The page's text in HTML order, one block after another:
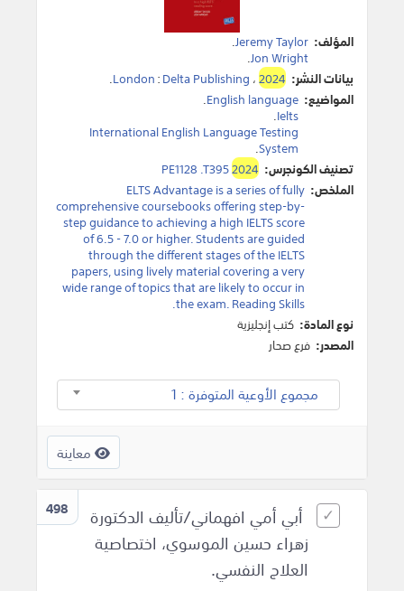
المؤلف: Jeremy Taylor
.
Jon Wright
.
بيانات النشر:
London:Delta Publishing ،2024
.
المواضيع: English language
.
Ielts
.
International English Language Testing
System
.
تصنيف الكونجرس:
PE1128 .T3952024
الملخص: ELTS Advantage is a series of fully
comprehensive coursebooks offering step-by-
step guidance to achieving a high IELTS score
of 6.5 - 7.0 or higher. Students are guided
through the different stages of the IELTS
papers, using lively material covering a very
wide range of topics that are likely to occur in
the exam. Reading Skills.
نوع المادة: كتب إنجليزية
المصدر: فرع صحار
مجموع الأوعية المتوفرة : 1
معاينة
498
أبي أمي افهماني/تأليف الدكتورة
زهراء حسين الموسوي، اختصاصية
العلاج النفسي.